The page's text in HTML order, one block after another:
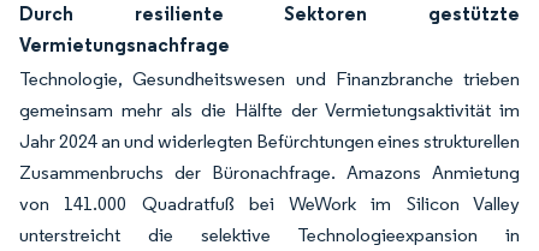
Durch resiliente Sektoren gestützte
Vermietungsnachfrage
Technologie, Gesundheitswesen und Finanzbranche trieben
gemeinsam mehr als die Hälfte der Vermietungsaktivität im
Jahr 2024 an und widerlegten Befürchtungen eines strukturellen
Zusammenbruchs der Büronachfrage. Amazons Anmietung
von 141.000 Quadratfuß bei WeWork im Silicon Valley
unterstreicht die selektive Technologieexpansion in